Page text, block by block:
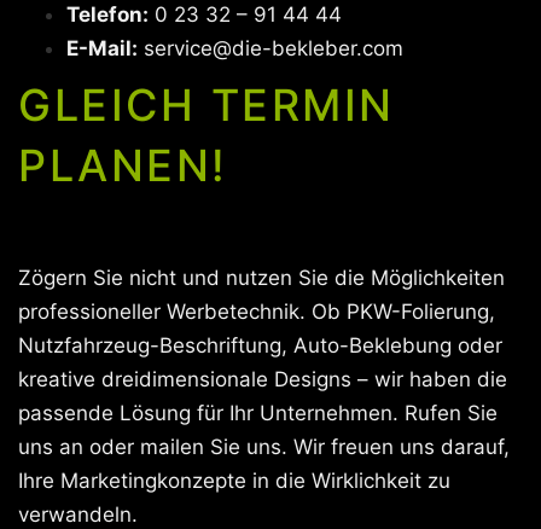
Telefon: 0 23 32 – 91 44 44
E-Mail: service@die-bekleber.com
GLEICH TERMIN
PLANEN!
Zögern Sie nicht und nutzen Sie die Möglichkeiten
professioneller Werbetechnik. Ob PKW-Folierung,
Nutzfahrzeug-Beschriftung, Auto-Beklebung oder
kreative dreidimensionale Designs – wir haben die
passende Lösung für Ihr Unternehmen. Rufen Sie
uns an oder mailen Sie uns. Wir freuen uns darauf,
Ihre Marketingkonzepte in die Wirklichkeit zu
verwandeln.